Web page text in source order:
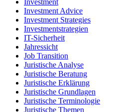
Investment
Investment Advice
Investment Strategies
Investmentstrategien
IT-Sicherheit
Jahressicht
Job Transition
Juristische Analyse
Juristische Beratung
Juristische Erklärung
Juristische Grundlagen
Juristische Terminologie
Juristische Themen